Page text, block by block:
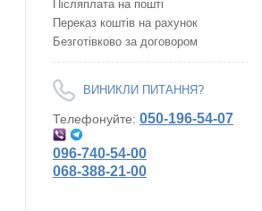
Післяплата на пошті
Переказ коштів на рахунок
Безготівково за договором
ВИНИКЛИ ПИТАННЯ?
Телефонуйте: 050-196-54-07
096-740-54-00
068-388-21-00